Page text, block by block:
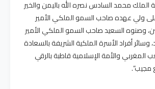
الملك محمد السادس نصره الله باليمن والخير
ولي عهده صاحب السمو الملكي الأمير
وصنوه السعيد صاحب السمو الملكي الأمير
أفراد الأسرة الملكية الشريفة بالسعادة
المغربي والأمة الإسلامية قاطبة بالرقي
مجيب”.